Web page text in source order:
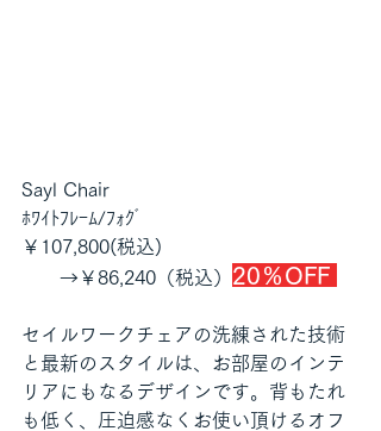
Sayl Chair
ﾎﾜｲﾄﾌﾚｰﾑ/ﾌｫｸﾞ
￥107,800(税込)
→￥86,240（税込） 20％OFF
セイルワークチェアの洗練された技術
と最新のスタイルは、お部屋のインテ
リアにもなるデザインです。背もたれ
も低く、圧迫感なくお使い頂けるオフ